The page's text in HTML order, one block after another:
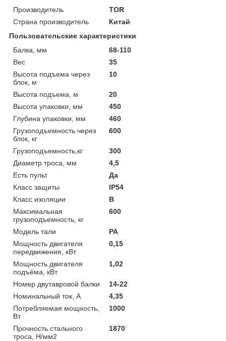
Производитель
TOR
Страна производитель
Китай
Пользовательские характеристики
Балка, мм
68-110
Вес
35
Высота подъема через
блок, м
10
Высота подъема, м
20
Высота упаковки, мм
450
Глубина упаковки, мм
460
Грузоподъемность через
блок, кг
600
Грузоподъемность,кг
300
Диаметр троса, мм
4,5
Есть пульт
Да
Класс защиты
IP54
Класс изоляции
B
Максимальная
грузоподъемность, кг
600
Модель тали
РА
Мощность двигателя
передвижения, кВт
0,15
Мощность двигателя
подъёма, кВт
1,02
Номер двутавровой балки
14-22
Номинальный ток, А
4,35
Потребляемая мощность,
Вт
1000
Прочность стального
троса, Н/мм2
1870